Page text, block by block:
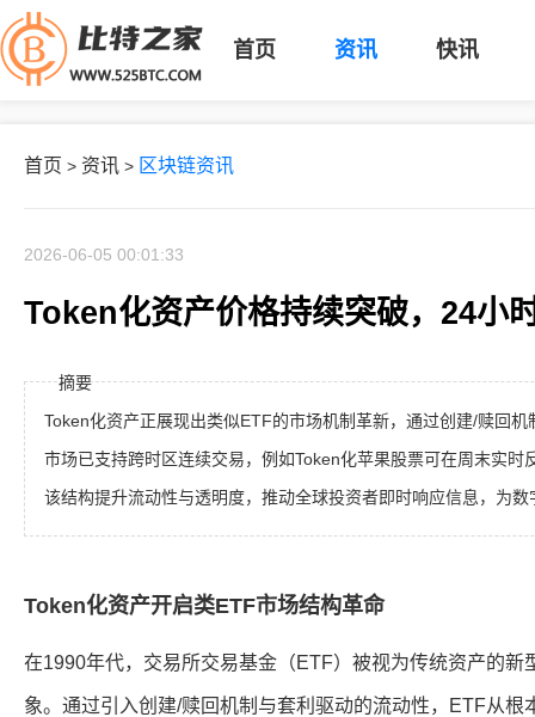
首页 资讯 快讯
首页 > 资讯 > 区块链资讯
2026-06-05 00:01:33
Token化资产价格持续突破，24小
摘要
Token化资产正展现出类似ETF的市场机制革新，通过创建/赎回
市场已支持跨时区连续交易，例如Token化苹果股票可在周末实时
该结构提升流动性与透明度，推动全球投资者即时响应信息，为
Token化资产开启类ETF市场结构革命
在1990年代，交易所交易基金（ETF）被视为传统资产的新
象。通过引入创建/赎回机制与套利驱动的流动性，ETF从根